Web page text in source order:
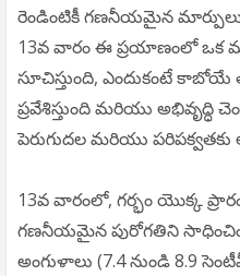
రెండింటికీ గణనీయమైన మార్పులు
13వ వారం ఈ ప్రయాణంలో
సూచిస్తుంది, ఎందుకంటే
ప్రవేశిస్తుంది మరియు అభివృద్ధి
పెరుగుదల మరియు పరిపక్వతకు
13వ వారంలో, గర్భం యొక్క
గణనీయమైన పురోగతిని సాధించింది.
అంగుళాలు (7.4 నుండి 8.9